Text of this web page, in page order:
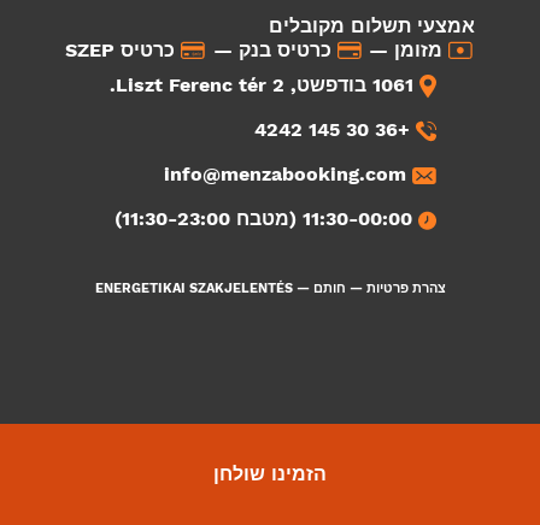
אמצעי תשלום מקובלים
מזומן —
כרטיס בנק —
כרטיס SZEP
1061 בודפשט, Liszt Ferenc tér 2.
+36 30 145 4242
info@menzabooking.com
11:30-00:00 (מטבח 11:30-23:00)
צהרת פרטיות — חותם —
ENERGETIKAI SZAKJELENTÉS
הזמינו שולחן